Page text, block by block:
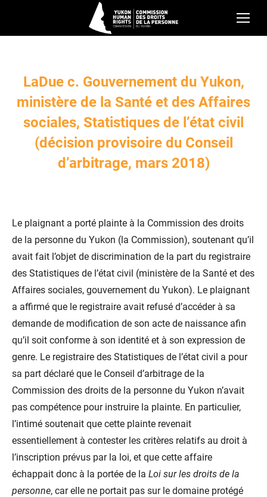
LaDue c. Gouvernement du Yukon,
ministère de la Santé et des Affaires
sociales, Statistiques de l’état civil
(décision provisoire du Conseil
d’arbitrage, mars 2018)
Le plaignant a porté plainte à la Commission des droits
de la personne du Yukon (la Commission), soutenant qu’il
avait fait l’objet de discrimination de la part du registraire
des Statistiques de l’état civil (ministère de la Santé et des
Affaires sociales, gouvernement du Yukon). Le plaignant
a affirmé que le registraire avait refusé d’accéder à sa
demande de modification de son acte de naissance afin
qu’il soit conforme à son identité et à son expression de
genre. Le registraire des Statistiques de l’état civil a pour
sa part déclaré que le Conseil d’arbitrage de la
Commission des droits de la personne du Yukon n’avait
pas compétence pour instruire la plainte. En particulier,
l’intimé soutenait que cette plainte revenait
essentiellement à contester les critères relatifs au droit à
l’inscription prévus par la loi, et que cette affaire
échappait donc à la portée de la Loi sur les droits de la
personne, car elle ne portait pas sur le domaine protégé